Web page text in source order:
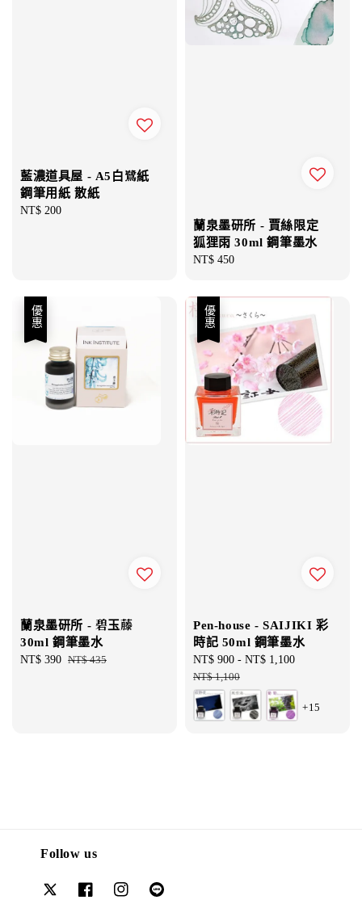
藍濃道具屋 - A5白鷺紙
鋼筆用紙 散紙
Regular
NT$ 200
蘭泉墨研所 - 賈絲限定
狐狸雨 30ml 鋼筆墨水
Regular
NT$ 450
優惠
蘭泉墨研所 - 碧玉藤
30ml 鋼筆墨水
Sale
NT$ 390 Regular
NT$ 435
優惠
Pen-house - SAIJIKI 彩
時記 50ml 鋼筆墨水
Sale
price
NT$ 900 - NT$ 1,100
NT$ 1,100
+15
Follow us